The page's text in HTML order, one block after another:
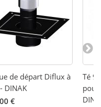
de départ Diflux à
DINAK
€
Té
pour